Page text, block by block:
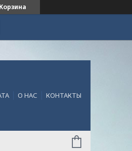
Корзина
О НАС КОНТАКТЫ